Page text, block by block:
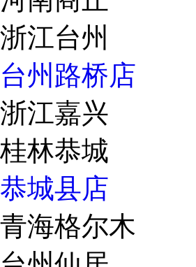
浙江台州
台州路桥店
浙江嘉兴
桂林恭城
恭城县店
青海格尔木